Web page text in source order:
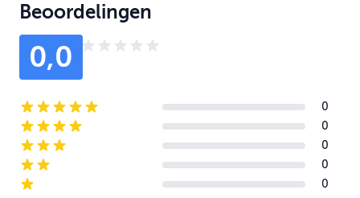
Beoordelingen
0,0
5-star reviews
0
4-star reviews
0
3-star reviews
0
2-star reviews
0
1-star reviews
0